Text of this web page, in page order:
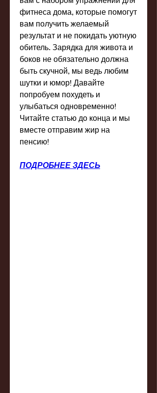
фитнеса дома, которые помогут
вам получить желаемый
результат и не покидать уютную
обитель. Зарядка для живота и
боков не обязательно должна
быть скучной, мы ведь любим
шутки и юмор! Давайте
попробуем похудеть и
улыбаться одновременно!
Читайте статью до конца и мы
вместе отправим жир на
пенсию!
ПОДРОБНЕЕ ЗДЕСЬ